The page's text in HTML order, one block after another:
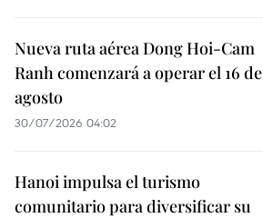
Nueva ruta aérea Dong Hoi-Cam
Ranh comenzará a operar el 16 de
agosto
30/07/2026 04:02
Hanoi impulsa el turismo
comunitario para diversificar su